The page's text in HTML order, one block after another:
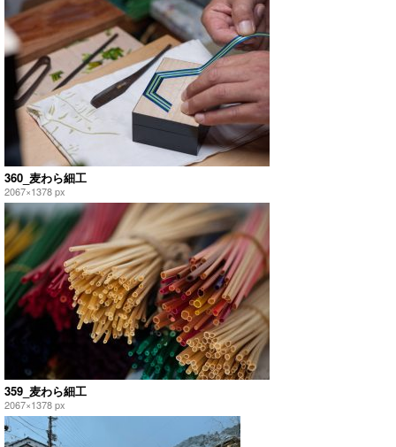
360_麦わら細工
2067×1378 px
359_麦わら細工
2067×1378 px